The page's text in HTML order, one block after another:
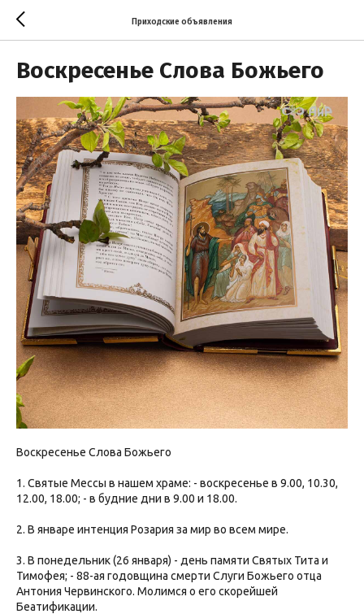
Приходские объявления
Воскресенье Слова Божьего
Воскресенье Слова Божьего
1. Святые Мессы в нашем храме: - воскресенье в 9.00, 10.30,
12.00, 18.00; - в будние дни в 9.00 и 18.00.
2. В январе интенция Розария за мир во всем мире.
3. В понедельник (26 января) - день памяти Святых Тита и
Тимофея; - 88-ая годовщина смерти Слуги Божьего отца
Антония Червинского. Молимся о его скорейшей
Беатификации.